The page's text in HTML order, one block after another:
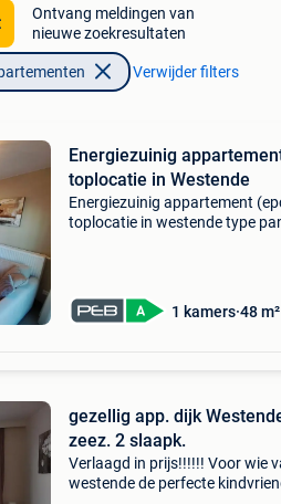
Ontvang meldingen van
nieuwe zoekresultaten
Verwijder filters
Energiezuinig
toplocatie in Westende
Energiezuinig appartement
toplocatie in westende type
1 kamers 48 m²
gezellig app. dijk
zeez. 2 slaapk.
Verlaagd in prijs!!!!!! Voor wie
westende de perfecte